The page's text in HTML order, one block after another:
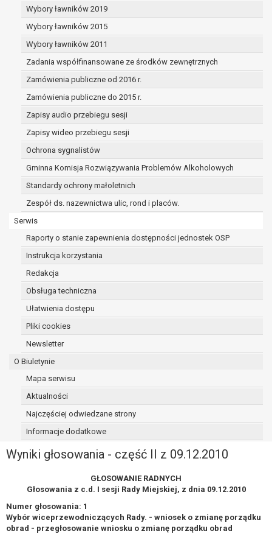
Wybory ławników 2019
Wybory ławników 2015
Wybory ławników 2011
Zadania współfinansowane ze środków zewnętrznych
Zamówienia publiczne od 2016 r.
Zamówienia publiczne do 2015 r.
Zapisy audio przebiegu sesji
Zapisy wideo przebiegu sesji
Ochrona sygnalistów
Gminna Komisja Rozwiązywania Problemów Alkoholowych
Standardy ochrony małoletnich
Zespół ds. nazewnictwa ulic, rond i placów.
Serwis
Raporty o stanie zapewnienia dostępności jednostek OSP
Instrukcja korzystania
Redakcja
Obsługa techniczna
Ułatwienia dostępu
Pliki cookies
Newsletter
O Biuletynie
Mapa serwisu
Aktualności
Najczęściej odwiedzane strony
Informacje dodatkowe
Wyniki głosowania - część II z 09.12.2010
GŁOSOWANIE RADNYCH
Głosowania z c.d. I sesji Rady Miejskiej, z dnia 09.12.2010
Numer głosowania: 1
Wybór wiceprzewodniczących Rady. - wniosek o zmianę porządku
obrad - przegłosowanie wniosku o zmianę porządku obrad
osoba, której dane dotyczą kwestionuje
prawidłowość danych osobowych – na
okres pozwalający administratorowi
sprawdzić prawidłowość tych danych,
przetwarzanie danych jest niezgodne z
prawem, a osoba, której dane dotyczą,
sprzeciwia się usunięciu danych,
żądając w zamian ich ograniczenia,
administrator nie potrzebuje już danych
dla swoich celów, ale osoba, której dane
dotyczą, potrzebuje ich do ustalenia,
obrony lub dochodzenia roszczeń,
osoba, której dane dotyczą, wniosła
sprzeciw wobec przetwarzania danych
- do czasu ustalenia czy prawnie
podstawy sprzeciwu;
prawo do przenoszenia danych na podstawie
spełnione są następujące przesłanki:
przetwarzanie danych odbywa się na
podstawie umowy zawartej z osobą,
zgody wyrażonej przez tą osobę,
prawo sprzeciwu wobec przetwarzania
danych na podstawie art. 21 RODO, wobec
przetwarzania danych osobowych, którego
podstawą prawną jest:
niezbędność przetwarzania do
wykonania zadania realizowanego w
interesie publicznym lub w ramach
powierzonej administratorowi bądź
niezbędność przetwarzania do celów
interesów realizowanych przez